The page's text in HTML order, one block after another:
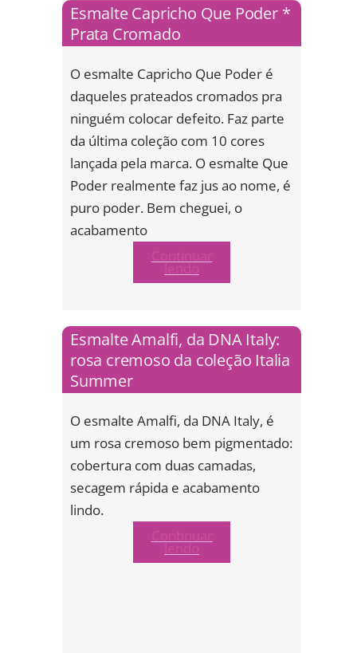
Esmalte Capricho Que Poder *
Prata Cromado
O esmalte Capricho Que Poder é
daqueles prateados cromados pra
ninguém colocar defeito. Faz parte
da última coleção com 10 cores
lançada pela marca. O esmalte Que
Poder realmente faz jus ao nome, é
puro poder. Bem cheguei, o
acabamento
lendo
Esmalte Amalfi, da DNA Italy:
rosa cremoso da coleção Italia
Summer
O esmalte Amalfi, da DNA Italy, é
um rosa cremoso bem pigmentado:
cobertura com duas camadas,
secagem rápida e acabamento
lindo.
lendo